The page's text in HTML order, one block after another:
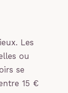
Les
ou
se
15 €